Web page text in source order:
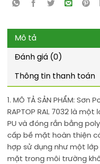
Mô tả
Đánh giá (0)
Thông tin thanh toán
1. MÔ TẢ SẢN PHẨM: Sơn
RAPTOP RAL 7032 là
PU và đóng rắn bằng
cấp bề mặt hoàn thiện
hợp sử dụng như một
mặt trong môi trường